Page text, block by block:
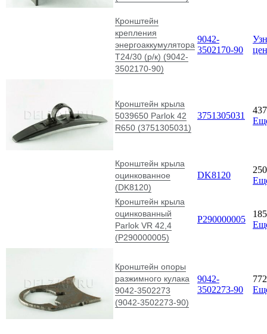
Кронштейн
крепления
энергоаккумулятора
Т24/30 (р/к) (9042-
3502170-90)
9042-
3502170-90
Кронштейн крыла
5039650 Parlok 42
R650 (3751305031)
3751305031
Кронштейн крыла
оцинкованное
(DK8120)
DK8120
Кронштейн крыла
оцинкованный
Parlok VR 42,4
(Р290000005)
Р290000005
Кронштейн опоры
разжимного кулака
9042-3502273
(9042-3502273-90)
9042-
3502273-90